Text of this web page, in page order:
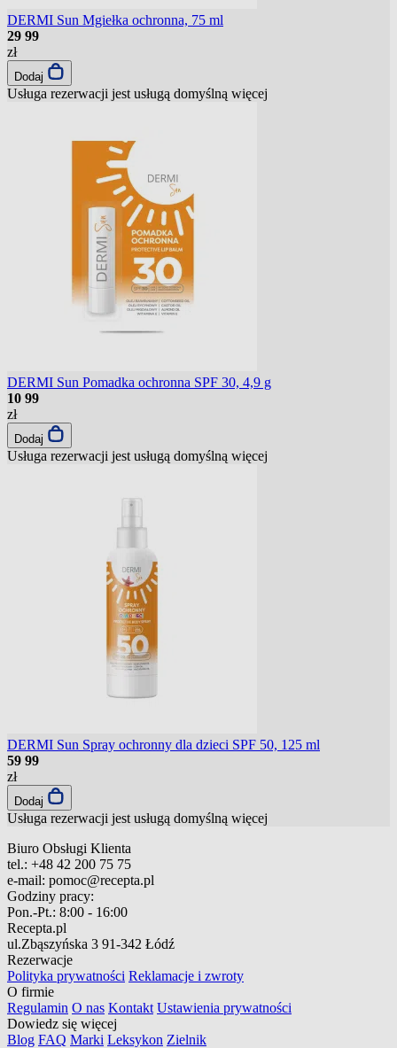
DERMI Sun Mgiełka ochronna, 75 ml
29 99
zł
Dodaj
Usługa rezerwacji jest usługą domyślną więcej
DERMI Sun Pomadka ochronna SPF 30, 4,9 g
10 99
zł
Dodaj
Usługa rezerwacji jest usługą domyślną więcej
DERMI Sun Spray ochronny dla dzieci SPF 50, 125 ml
59 99
zł
Dodaj
Usługa rezerwacji jest usługą domyślną więcej
Biuro Obsługi Klienta
tel.: +48 42 200 75 75
e-mail: pomoc@recepta.pl
Godziny pracy:
Pon.-Pt.: 8:00 - 16:00
Recepta.pl
ul.Zbąszyńska 3 91-342 Łódź
Rezerwacje
Polityka prywatności Reklamacje i zwroty
O firmie
Regulamin O nas Kontakt Ustawienia prywatności
Dowiedz się więcej
Blog FAQ Marki Leksykon Zielnik